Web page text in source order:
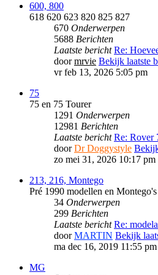
600, 800
618 620 623 820 825 827
670 Onderwerpen
5688 Berichten
Laatste bericht Re:
doormrvie Bekijk laatste
vr feb 13, 2026 5:05 pm
75
75 en 75 Tourer
1291 Onderwerpen
12981 Berichten
Laatste bericht Re: Rover
doorDr Doggystyle
zo mei 31, 2026 10:17 pm
213, 216, Montego
Pré 1990 modellen en Montego's
34 Onderwerpen
299 Berichten
Laatste bericht Re:
doorMARTIN Bekijk
ma dec 16, 2019 11:55 pm
MG